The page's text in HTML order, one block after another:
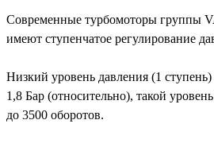
Современные турбомоторы группы
имеют ступенчатое регулирование
Низкий уровень давления (1
1,8 Бар (относительно), такой
до 3500 оборотов.